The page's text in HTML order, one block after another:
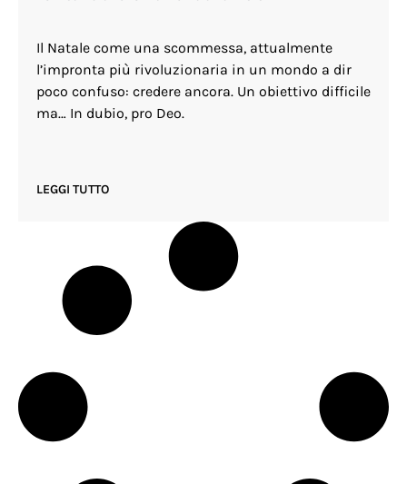
Il Natale come una scommessa, attualmente
l’impronta più rivoluzionaria in un mondo a dir
poco confuso: credere ancora. Un obiettivo difficile
ma… In dubio, pro Deo.
LEGGI TUTTO